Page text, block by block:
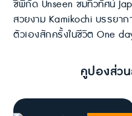
ชี้พิกัด Unseen ชมทิวทัศน์
สวยงาม Kamikochi บรรยา
ตัวเองสักครั้งในชีวิต One
คูปองส่ว